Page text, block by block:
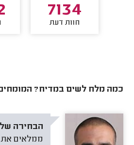
7134
חוות דעת
כמה מלח לשים במדיח? המומחים
הבחירה
ממלאים